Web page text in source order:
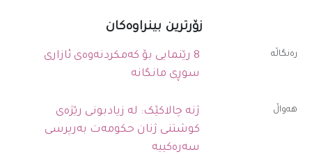
زۆرترین بینراوەکان
رەنگاڵە
8 رێنمایی بۆ کەمکردنەوەی ئازاری
سوڕی مانگانە
ھەواڵ
ژنە چالاکێک: لە زیادبونی رێژەی
کوشتنی ژنان حکومەت بەرپرسی
سەرەکییە